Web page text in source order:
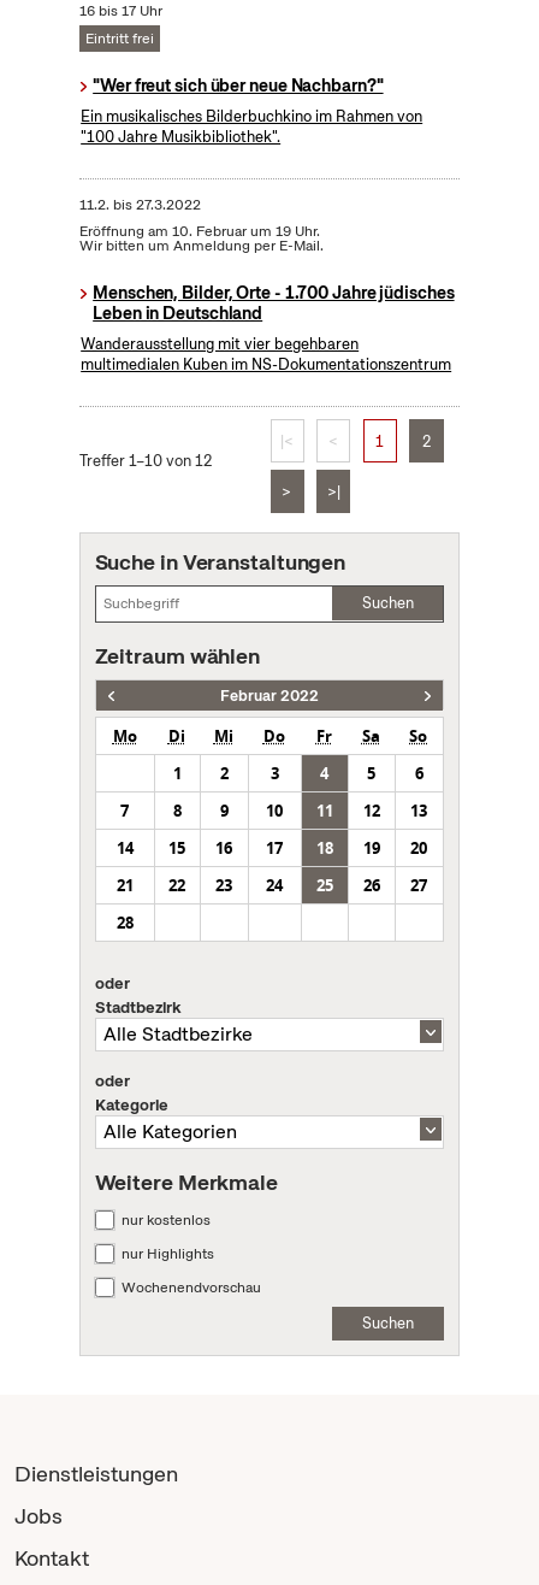
16 bis 17 Uhr
Eintritt frei
"Wer freut sich über neue Nachbarn?"
Ein musikalisches Bilderbuchkino im Rahmen von
"100 Jahre Musikbibliothek".
11.2. bis27.3.2022
Eröffnung am 10. Februar um 19 Uhr.
Wir bitten um Anmeldung per E-Mail.
Menschen, Bilder, Orte - 1.700 Jahre jüdisches
Leben in Deutschland
Wanderausstellung mit vier begehbaren
multimedialen Kuben im NS-Dokumentationszentrum
Treffer 1–10 von 12
|< < 1 2
> >|
Suche in Veranstaltungen
Suchen
Zeitraum wählen
Februar 2022
Mo Di Mi Do Fr Sa
So
1
2 3 4 5
6
7
8 9 10 11 12
13
14
15 16 17 18 19
20
21
22 23 24 25 26
27
28
oder
Stadtbezirk
oder
Kategorie
Weitere Merkmale
nur kostenlos
nur Highlights
Wochenendvorschau
Suchen
Dienstleistungen
Jobs
Kontakt